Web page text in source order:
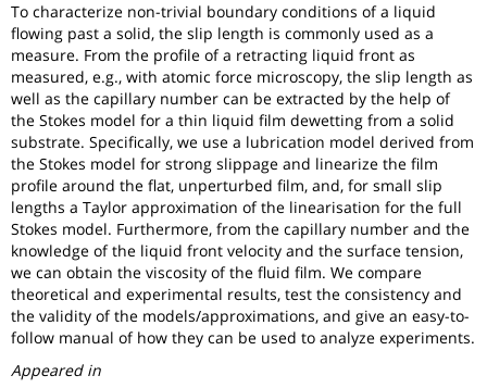
To characterize non-trivial boundary conditions of a liquid
flowing past a solid, the slip length is commonly used as a
measure. From the profile of a retracting liquid front as
measured, e.g., with atomic force microscopy, the slip length as
well as the capillary number can be extracted by the help of
the Stokes model for a thin liquid film dewetting from a solid
substrate. Specifically, we use a lubrication model derived from
the Stokes model for strong slippage and linearize the film
profile around the flat, unperturbed film, and, for small slip
lengths a Taylor approximation of the linearisation for the full
Stokes model. Furthermore, from the capillary number and the
knowledge of the liquid front velocity and the surface tension,
we can obtain the viscosity of the fluid film. We compare
theoretical and experimental results, test the consistency and
the validity of the models/approximations, and give an easy-to-
follow manual of how they can be used to analyze experiments.
Appeared in